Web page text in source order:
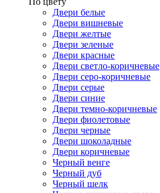
Двери белые
Двери вишневые
Двери желтые
Двери зеленые
Двери красные
Двери светло-коричневые
Двери серо-коричневые
Двери серые
Двери синие
Двери темно-коричневые
Двери фиолетовые
Двери черные
Двери шоколадные
Двери коричневые
Черный венге
Черный дуб
Черный шелк